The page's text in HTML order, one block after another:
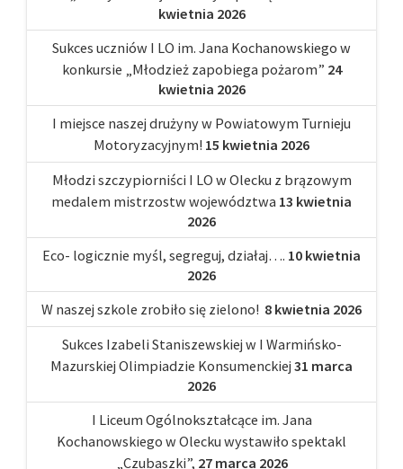
kwietnia 2026
Sukces uczniów I LO im. Jana Kochanowskiego w
konkursie „Młodzież zapobiega pożarom” 24
kwietnia 2026
I miejsce naszej drużyny w Powiatowym Turnieju
Motoryzacyjnym! 15 kwietnia 2026
Młodzi szczypiorniści I LO w Olecku z brązowym
medalem mistrzostw województwa 13 kwietnia
2026
Eco- logicznie myśl, segreguj, działaj…. 10 kwietnia
2026
W naszej szkole zrobiło się zielono! 8 kwietnia 2026
Sukces Izabeli Staniszewskiej w I Warmińsko-
Mazurskiej Olimpiadzie Konsumenckiej 31 marca
2026
I Liceum Ogólnokształcące im. Jana
Kochanowskiego w Olecku wystawiło spektakl
„Czubaszki”, 27 marca 2026